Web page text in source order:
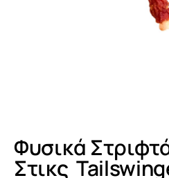
Φυσικά
Στικς